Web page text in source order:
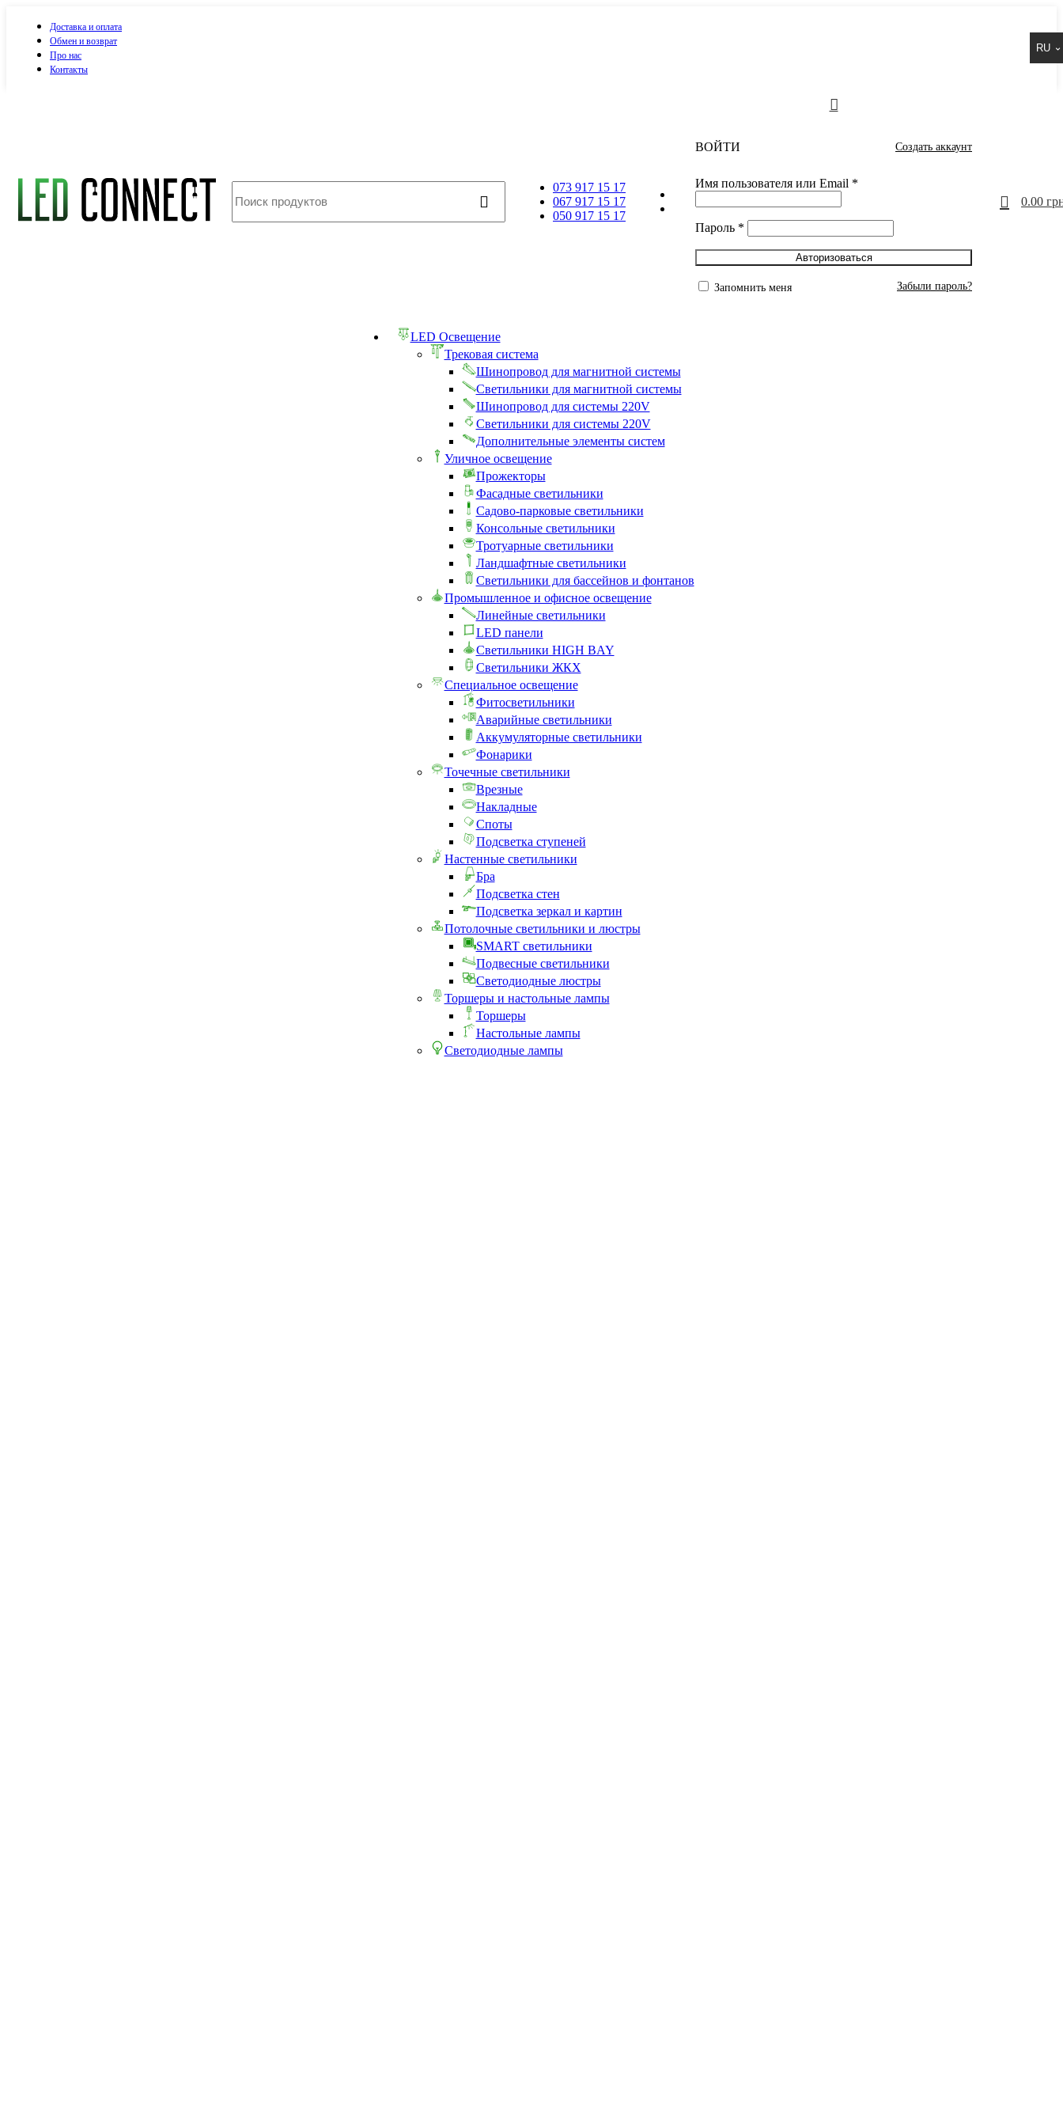
Доставка и оплата
Обмен и возврат
Про нас
Контакты
RU
073 917 15 17
067 917 15 17
050 917 15 17
ВОЙТИ Создать аккаунт
Имя пользователя или Email *
Пароль *
Авторизоваться
Забыли пароль?
Запомнить меня
0.00
LED Освещение
Трековая система
Шинопровод для магнитной системы
Светильники для магнитной системы
Шинопровод для системы 220V
Светильники для системы 220V
Дополнительные элементы систем
Уличное освещение
Прожекторы
Фасадные светильники
Садово-парковые светильники
Консольные светильники
Тротуарные светильники
Ландшафтные светильники
Светильники для бассейнов и фонтанов
Промышленное и офисное освещение
Линейные светильники
LED панели
Светильники HIGH BAY
Светильники ЖКХ
Специальное освещение
Фитосветильники
Аварийные светильники
Аккумуляторные светильники
Фонарики
Точечные светильники
Врезные
Накладные
Споты
Подсветка ступеней
Настенные светильники
Бра
Подсветка стен
Подсветка зеркал и картин
Потолочные светильники и люстры
SMART светильники
Подвесные светильники
Светодиодные люстры
Торшеры и настольные лампы
Торшеры
Настольные лампы
Светодиодные лампы